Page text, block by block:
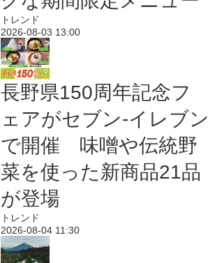
トレンド
2026-08-03 13:00
長野県150周年記念フ
ェアがセブン-イレブン
で開催 味噌や伝統野
菜を使った新商品21品
が登場
トレンド
2026-08-04 11:30